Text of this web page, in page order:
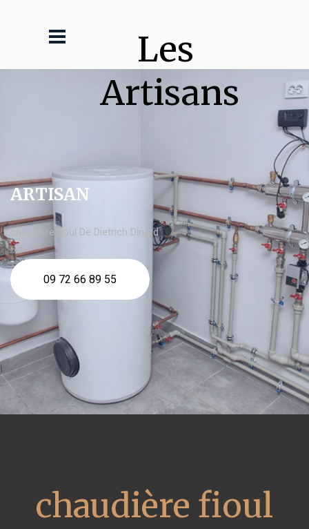
Les
Artisans
ARTISAN
chaudière fioul De Dietrich Dinard
09 72 66 89 55
chaudière fioul